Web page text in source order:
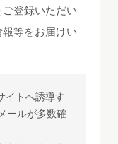
登録いただい
等をお届けい
イトへ誘導す
ールが多数確